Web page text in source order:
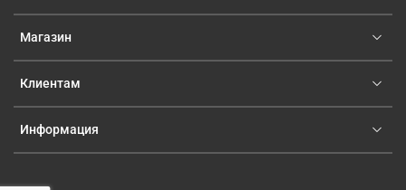
Магазин
Клиентам
Информация